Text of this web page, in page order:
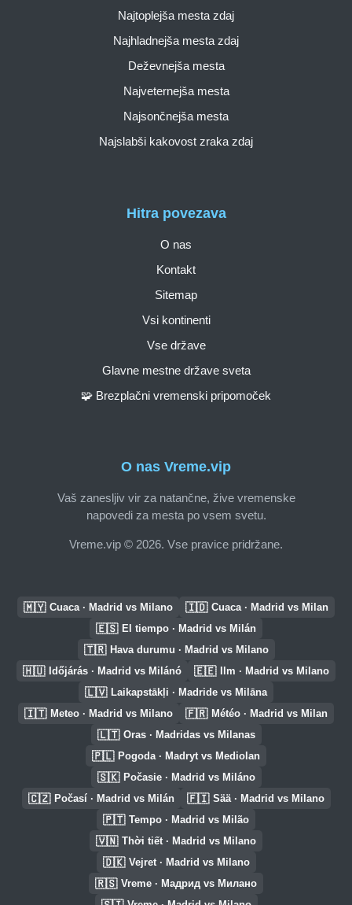
O nas Vreme.vip
Vaš zanesljiv vir za natančne, žive vremenske
napovedi za mesta po vsem svetu.
Vreme.vip © 2026. Vse pravice pridržane.
Hitra povezava
O nas
Kontakt
Sitemap
Vsi kontinenti
Vse države
Glavne mestne države sveta
🧩 Brezplačni vremenski pripomoček
Najtoplejša mesta zdaj
Najhladnejša mesta zdaj
Deževnejša mesta
Najveternejša mesta
Najsončnejša mesta
Najslabši kakovost zraka zdaj
🇲🇾 Cuaca · Madrid vs Milano 🇮🇩 Cuaca · Madrid vs Milan
🇪🇸 El tiempo · Madrid vs Milán
🇹🇷 Hava durumu · Madrid vs Milano
🇭🇺 Időjárás · Madrid vs Milánó 🇪🇪 Ilm · Madrid vs Milano
🇱🇻 Laikapstākļi · Madride vs Milāna
🇮🇹 Meteo · Madrid vs Milano 🇫🇷 Météo · Madrid vs Milan
🇱🇹 Oras · Madridas vs Milanas
🇵🇱 Pogoda · Madryt vs Mediolan
🇸🇰 Počasie · Madrid vs Miláno
🇨🇿 Počasí · Madrid vs Milán 🇫🇮 Sää · Madrid vs Milano
🇵🇹 Tempo · Madrid vs Milão
🇻🇳 Thời tiết · Madrid vs Milano
🇩🇰 Vejret · Madrid vs Milano
🇷🇸 Vreme · Мадрид vs Милано